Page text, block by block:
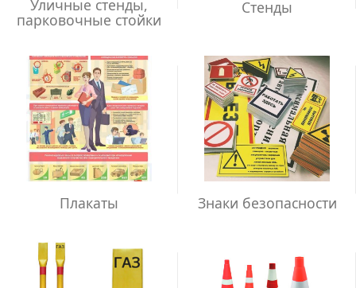
Уличные стенды,
парковочные стойки
Стенды
Плакаты Знаки безопасности